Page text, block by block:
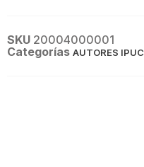
SKU 20004000001
Categorías AUTORES IPUC